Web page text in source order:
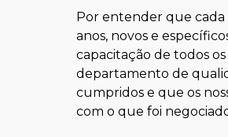
Por entender que cada
anos, novos e
capacitação de todos
departamento de
cumpridos e que os
com o que foi